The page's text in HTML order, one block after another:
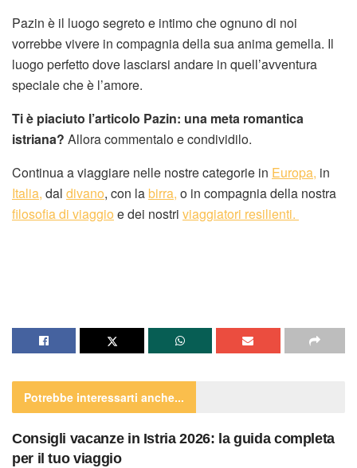
Pazin è il luogo segreto e intimo che ognuno di noi
vorrebbe vivere in compagnia della sua anima gemella. Il
luogo perfetto dove lasciarsi andare in quell’avventura
speciale che è l’amore.
Ti è piaciuto l’articolo Pazin: una meta romantica
istriana? Allora commentalo e condividilo.
Continua a viaggiare nelle nostre categorie in Europa, in
Italia, dal divano, con labirra, o in compagnia della nostra
filosofia di viaggio e dei nostri viaggiatori resilienti.
Potrebbe interessarti anche...
Consigli vacanze in Istria 2026: la guida completa
per il tuo viaggio